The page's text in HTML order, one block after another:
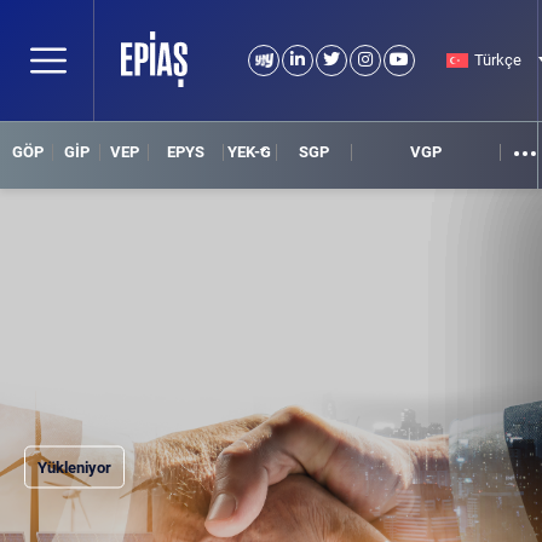
Türkçe
GÖP GİP VEP EPYS YEK-G SGP VGP
Yükleniyor